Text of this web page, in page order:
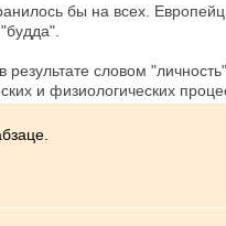
бы на всех.
словом
и физиологических